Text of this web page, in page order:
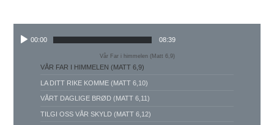
00:00 08:39
Vår Far i himmelen (Matt 6,9)
VÅR FAR I HIMMELEN (MATT 6,9)
LA DITT RIKE KOMME (MATT 6,10)
VÅRT DAGLIGE BRØD (MATT 6,11)
TILGI OSS VÅR SKYLD (MATT 6,12)